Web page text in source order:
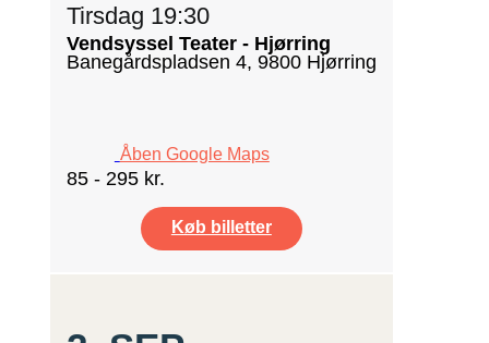
Tirsdag 19:30
Vendsyssel Teater - Hjørring
Banegårdspladsen 4, 9800 Hjørring
Åben Google Maps
85 - 295 kr.
Køb billetter